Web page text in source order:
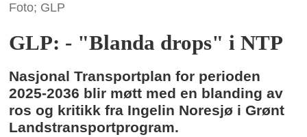
Foto; GLP
GLP: - "Blanda drops" i NTP
Nasjonal Transportplan for perioden
2025-2036 blir møtt med en blanding av
ros og kritikk fra Ingelin Noresjø i Grønt
Landstransportprogram.